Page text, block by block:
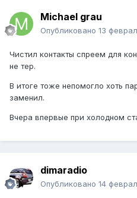
Michael grau
Опубликовано 13
Чистил контакты спреем для
не тер.
В итоге тоже непомогло хоть
заменил.
Вчера впервые при холодном
dimaradio
Опубликовано 14